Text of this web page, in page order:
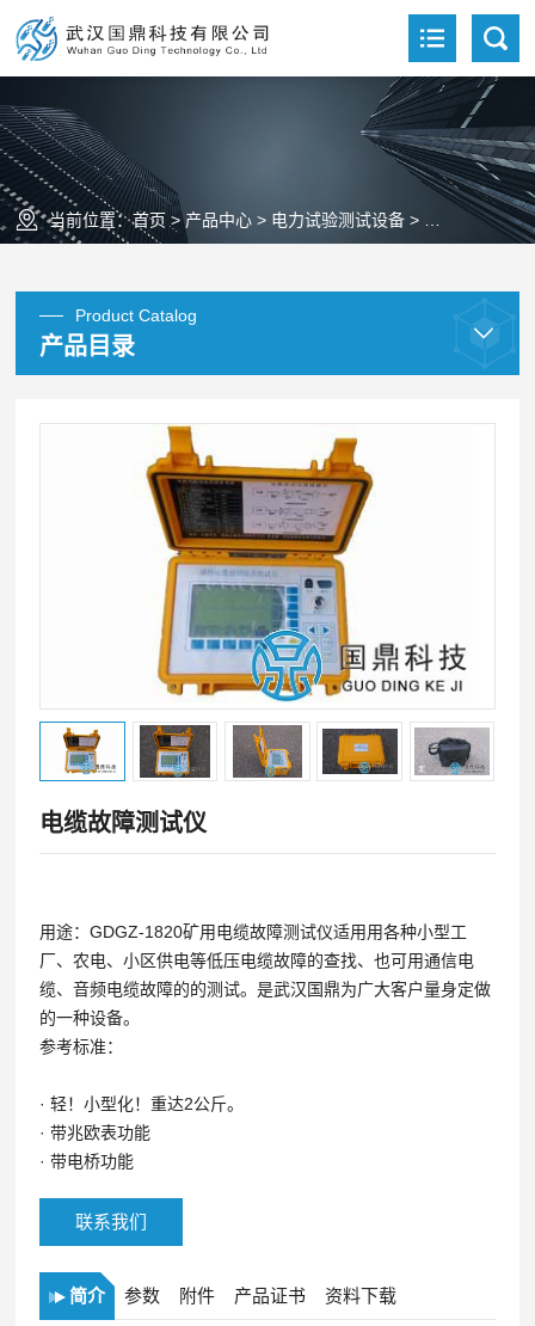
当前位置：首页 >产品中心 > 电力试验测试设备 > 电缆故障测试
Product Catalog
产品目录
电缆故障测试仪
用途：GDGZ-1820矿用电缆故障测试仪适用用各种小型工
厂、农电、小区供电等低压电缆故障的查找、也可用通信电
缆、音频电缆故障的的测试。是武汉国鼎为广大客户量身定做
的一种设备。
参考标准：
· 轻！小型化！重达2公斤。
· 带兆欧表功能
· 带电桥功能
联系我们
简介 参数 附件 产品证书 资料下载